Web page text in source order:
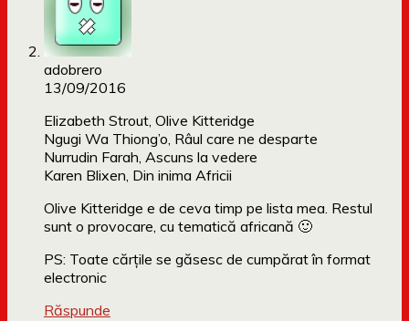
adobrero
13/09/2016
Elizabeth Strout, Olive Kitteridge
Ngugi Wa Thiong’o, Râul care ne desparte
Nurrudin Farah, Ascuns la vedere
Karen Blixen, Din inima Africii
Olive Kitteridge e de ceva timp pe lista mea. Restul
sunt o provocare, cu tematică africană 🙂
PS: Toate cărțile se găsesc de cumpărat în format
electronic
Răspunde